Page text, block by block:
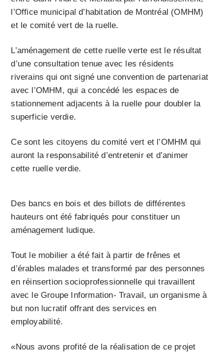
l’Office municipal d’habitation de Montréal (OMHM)
et le comité vert de la ruelle.
L’aménagement de cette ruelle verte est le résultat
d’une consultation tenue avec les résidents
riverains qui ont signé une convention de partenariat
avec l’OMHM, qui a concédé les espaces de
stationnement adjacents à la ruelle pour doubler la
superficie verdie.
Ce sont les citoyens du comité vert et l’OMHM qui
auront la responsabilité d’entretenir et d’animer
cette ruelle verdie.
Des bancs en bois et des billots de différentes
hauteurs ont été fabriqués pour constituer un
aménagement ludique.
Tout le mobilier a été fait à partir de frênes et
d’érables malades et transformé par des personnes
en réinsertion socioprofessionnelle qui travaillent
avec le Groupe Information- Travail, un organisme à
but non lucratif offrant des services en
employabilité.
«Nous avons profité de la réalisation de ce projet